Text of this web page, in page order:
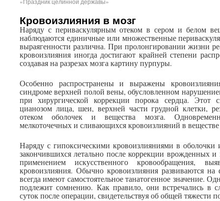
Кровоизлияния в мозг
Наряду с периваскулярным отеком в сером и белом
наблюдаются единичные или множественные
выраягенности различна. При пролонгировании жизни
кровоизлияния иногда достигают крайней степени
создавая на разрезах мозга картину пурпуры.
Особенно распространены и выражены
синдроме верхней полой вены, обусловленном
при хирургической коррекции порока сердца. Этот
цианозом лица, шеи, верхней части грудной клетки,
отеком оболочек и вещества мозга.
мелкоточечных и сливающихся кровоизлияний в
Наряду с гипоксическими кровоизлияниями в оболочки
закончившихся летально после коррекции врожденных
применением искусственного кровообращения,
кровоизлияния. Обычно кровоизлияния развиваются
всегда имеют самостоятельное танатогенное значение.
подлежит сомнению. Как правило, они встречались в
суток после операции, свидетельствуя об общей тяжести